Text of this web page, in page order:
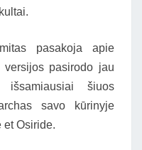
pasakoja apie
pasirodo jau
išsamiausiai šiuos
savo kūrinyje
et Osiride.